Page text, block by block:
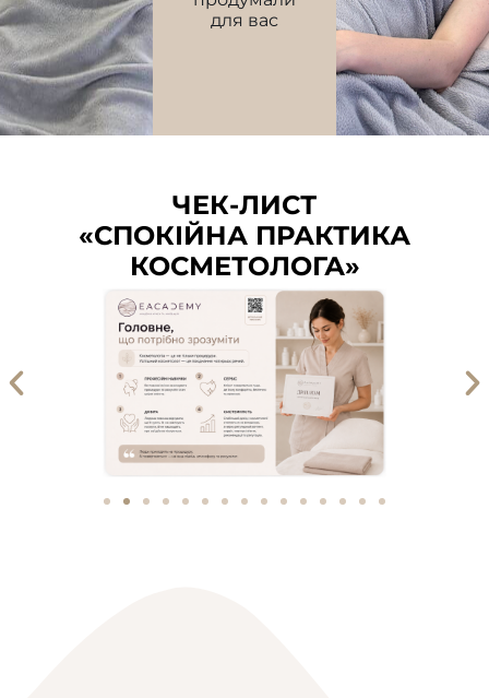
для вас
ЧЕК-ЛИСТ
«СПОКІЙНА ПРАКТИКА
КОСМЕТОЛОГА»